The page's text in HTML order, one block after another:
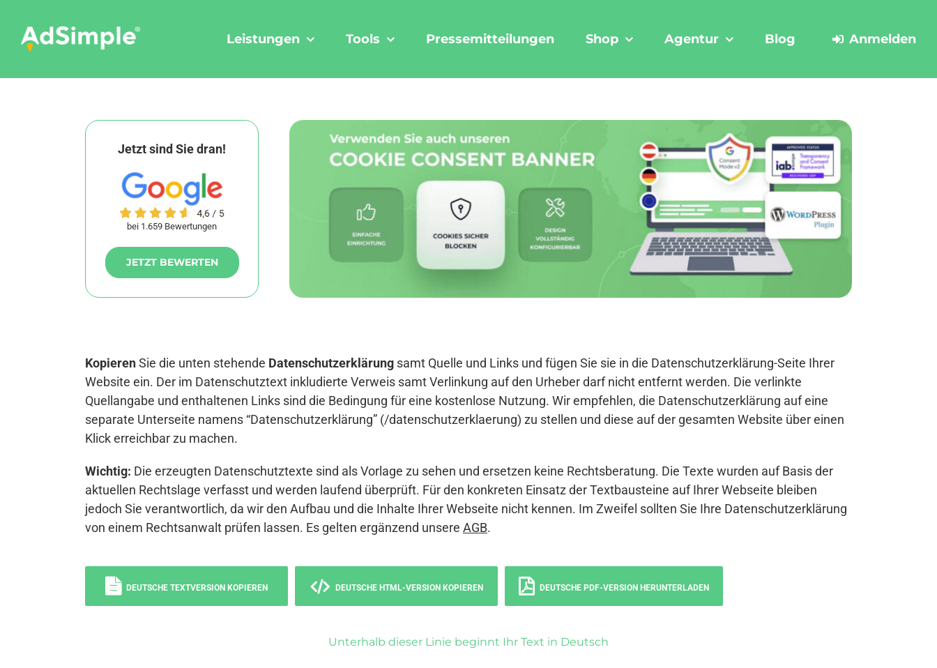
content
Leistungen Tools Pressemitteilungen Shop Agentur Blog Anmelden
Jetzt sind Sie dran!
bei 1.659 Bewertungen
JETZT BEWERTEN
KopierenSie die unten stehende Datenschutzerklärung samt Quelle und Links und fügen Sie sie in die Datenschutzerklärung-Seite Ihrer
Website ein. Der im Datenschutztext inkludierte Verweis samt Verlinkung auf den Urheber darf nicht entfernt werden. Die verlinkte
Quellangabe und enthaltenen Links sind die Bedingung für eine kostenlose Nutzung. Wir empfehlen, die Datenschutzerklärung auf eine
separate Unterseite namens “Datenschutzerklärung” (/datenschutzerklaerung) zu stellen und diese auf der gesamten Website über einen
Klick erreichbar zu machen.
Wichtig: Die erzeugten Datenschutztexte sind als Vorlage zu sehen und ersetzen keine Rechtsberatung. Die Texte wurden auf Basis der
aktuellen Rechtslage verfasst und werden laufend überprüft. Für den konkreten Einsatz der Textbausteine auf Ihrer Webseite bleiben
jedoch Sie verantwortlich, da wir den Aufbau und die Inhalte Ihrer Webseite nicht kennen. Im Zweifel sollten Sie Ihre Datenschutzerklärung
von einem Rechtsanwalt prüfen lassen. Es gelten ergänzend unsere AGB.
DEUTSCHE TEXTVERSION KOPIEREN DEUTSCHE HTML-VERSION KOPIEREN DEUTSCHE PDF-VERSION HERUNTERLADEN
Unterhalb dieser Linie beginnt Ihr Text in Deutsch